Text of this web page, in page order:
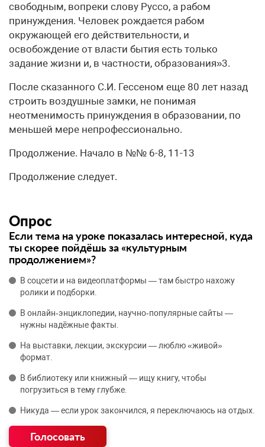
свободным, вопреки слову Руссо, а рабом
принуждения. Человек рождается рабом
окружающей его действительности, и
освобождение от власти бытия есть только
задание жизни и, в частности, образования»3.
После сказанного С.И. Гессеном еще 80 лет назад
строить воздушные замки, не понимая
неотменимость принуждения в образовании, по
меньшей мере непрофессионально.
Продолжение. Начало в №№ 6-8, 11-13
Продолжение следует.
Опрос
Если тема на уроке показалась интересной, куда
ты скорее пойдёшь за «культурным
продолжением»?
В соцсети и на видеоплатформы — там быстро нахожу
ролики и подборки.
В онлайн‑энциклопедии, научно‑популярные сайты —
нужны надёжные факты.
На выставки, лекции, экскурсии — люблю «живой»
формат.
В библиотеку или книжный — ищу книгу, чтобы
погрузиться в тему глубже.
Никуда — если урок закончился, я переключаюсь на отдых.